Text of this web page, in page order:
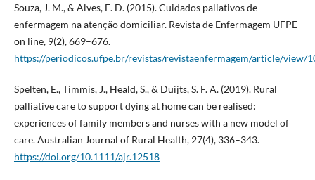
Souza, J. M., & Alves, E. D. (2015). Cuidados paliativos de
enfermagem na atenção domiciliar. Revista de Enfermagem UFPE
on line, 9(2), 669–676.
https://periodicos.ufpe.br/revistas/revistaenfermagem/article/view/
Spelten, E., Timmis, J., Heald, S., & Duijts, S. F. A. (2019). Rural
palliative care to support dying at home can be realised:
experiences of family members and nurses with a new model of
care. Australian Journal of Rural Health, 27(4), 336–343.
https://doi.org/10.1111/ajr.12518